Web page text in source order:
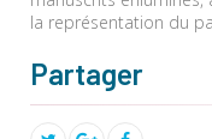
la représentation du
Partager